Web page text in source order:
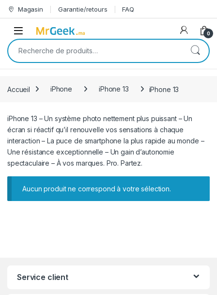
Skip to navigation
Skip to content
Magasin Garantie/retours FAQ
Open 0
Recherche pour :
Accueil iPhone iPhone 13 iPhone 13
iPhone 13 – Un système photo nettement plus puissant – Un
écran si réactif qu’il renouvelle vos sensations à chaque
interaction – La puce de smartphone la plus rapide au monde –
Une résistance exceptionnelle – Un gain d’autonomie
spectaculaire – À vos marques. Pro. Partez.
Aucun produit ne correspond à votre sélection.
Service client